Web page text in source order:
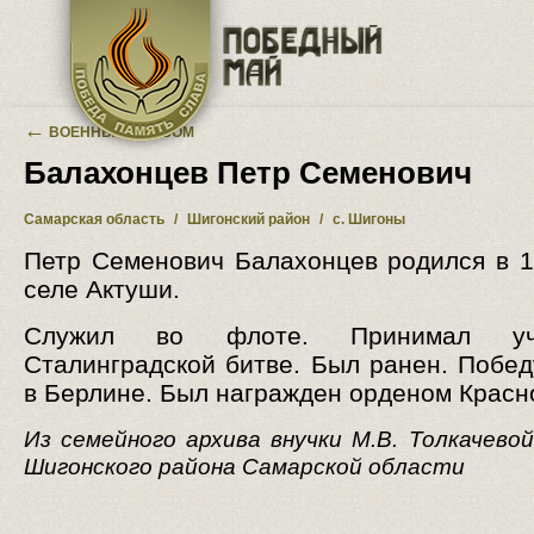
Перейти к основному содержанию
← ВОЕННЫЙ АЛЬБОМ
Балахонцев Петр Семенович
Самарская область / Шигонский район / с. Шигоны
Петр Семенович Балахонцев родился в
селе Актуши.
Служил во флоте. Принимал
Сталинградской битве. Был ранен.
в Берлине. Был награжден орденом
Из семейного архива внучки М.В.
Шигонского района Самарской области